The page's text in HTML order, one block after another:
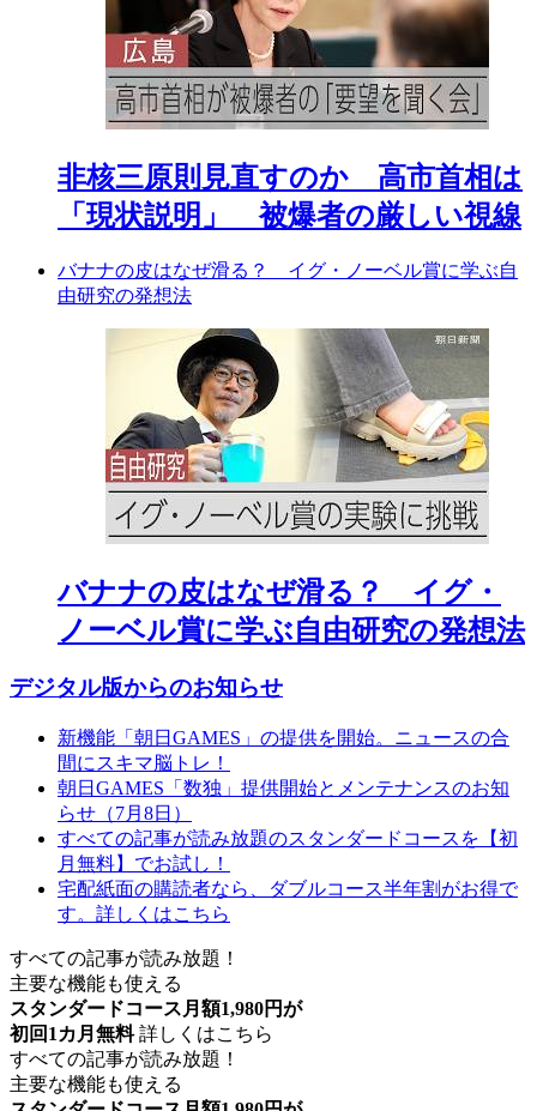
非核三原則見直すのか 高市首相は
「現状説明」 被爆者の厳しい視線
バナナの皮はなぜ滑る？ イグ・ノーベル賞に学ぶ自
由研究の発想法
バナナの皮はなぜ滑る？ イグ・
ノーベル賞に学ぶ自由研究の発想法
デジタル版からのお知らせ
新機能「朝日GAMES」の提供を開始。ニュースの合
間にスキマ脳トレ！
朝日GAMES「数独」提供開始とメンテナンスのお知
らせ（7月8日）
すべての記事が読み放題のスタンダードコースを【初
月無料】でお試し！
宅配紙面の購読者なら、ダブルコース半年割がお得で
す。詳しくはこちら
すべての記事が読み放題！
主要な機能も使える
スタンダードコース月額1,980円が
初回1カ月無料 詳しくはこちら
すべての記事が読み放題！
主要な機能も使える